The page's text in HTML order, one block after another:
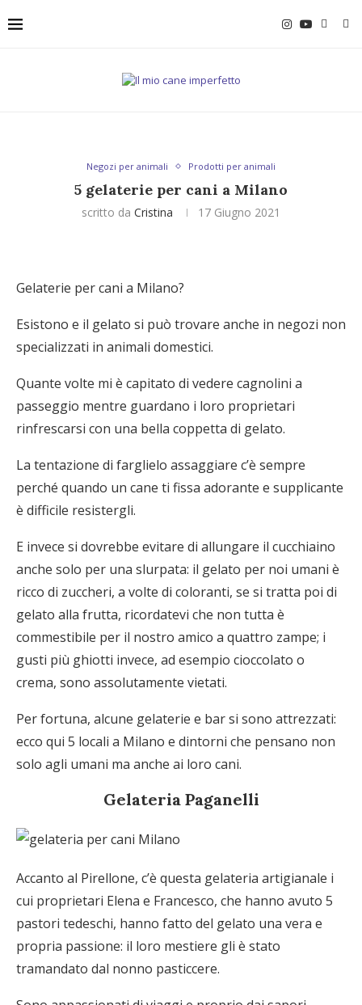
Negozi per animali Prodotti per animali
5 gelaterie per cani a Milano
scritto da Cristina 17 Giugno 2021
Gelaterie per cani a Milano?
Esistono e il gelato si può trovare anche in negozi non
specializzati in animali domestici.
Quante volte mi è capitato di vedere cagnolini a
passeggio mentre guardano i loro proprietari
rinfrescarsi con una bella coppetta di gelato.
La tentazione di farglielo assaggiare c’è sempre
perché quando un cane ti fissa adorante e supplicante
è difficile resistergli.
E invece si dovrebbe evitare di allungare il cucchiaino
anche solo per una slurpata: il gelato per noi umani è
ricco di zuccheri, a volte di coloranti, se si tratta poi di
gelato alla frutta, ricordatevi che non tutta è
commestibile per il nostro amico a quattro zampe; i
gusti più ghiotti invece, ad esempio cioccolato o
crema, sono assolutamente vietati.
Per fortuna, alcune gelaterie e bar si sono attrezzati:
ecco qui 5 locali a Milano e dintorni che pensano non
solo agli umani ma anche ai loro cani.
Gelateria Paganelli
Accanto al Pirellone, c’è questa gelateria artigianale i
cui proprietari Elena e Francesco, che hanno avuto 5
pastori tedeschi, hanno fatto del gelato una vera e
propria passione: il loro mestiere gli è stato
tramandato dal nonno pasticcere.